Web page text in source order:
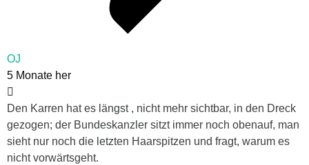
OJ
5 Monate her
Den Karren hat es längst , nicht mehr sichtbar, in den Dreck
gezogen; der Bundeskanzler sitzt immer noch obenauf, man
sieht nur noch die letzten Haarspitzen und fragt, warum es
nicht vorwärtsgeht.